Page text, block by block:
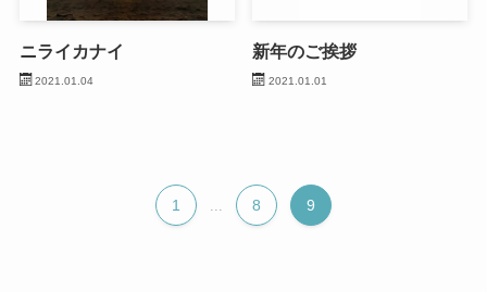
ニライカナイ
2021.01.04
新年のご挨拶
2021.01.01
1 8 9